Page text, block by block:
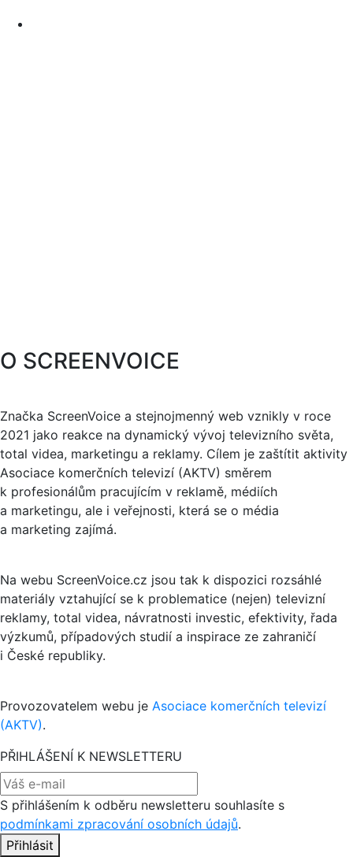
O SCREENVOICE
Značka ScreenVoice a stejnojmenný web vznikly v roce
2021 jako reakce na dynamický vývoj televizního světa,
total videa, marketingu a reklamy. Cílem je zaštítit aktivity
Asociace komerčních televizí (AKTV) směrem
k profesionálům pracujícím v reklamě, médiích
a marketingu, ale i veřejnosti, která se o média
a marketing zajímá.
Na webu ScreenVoice.cz jsou tak k dispozici rozsáhlé
materiály vztahující se k problematice (nejen) televizní
reklamy, total videa, návratnosti investic, efektivity, řada
výzkumů, případových studií a inspirace ze zahraničí
i České republiky.
Provozovatelem webu je Asociace komerčních televizí
(AKTV).
PŘIHLÁŠENÍ K NEWSLETTERU
S přihlášením k odběru newsletteru souhlasíte s
podmínkami zpracování osobních údajů.
Přihlásit